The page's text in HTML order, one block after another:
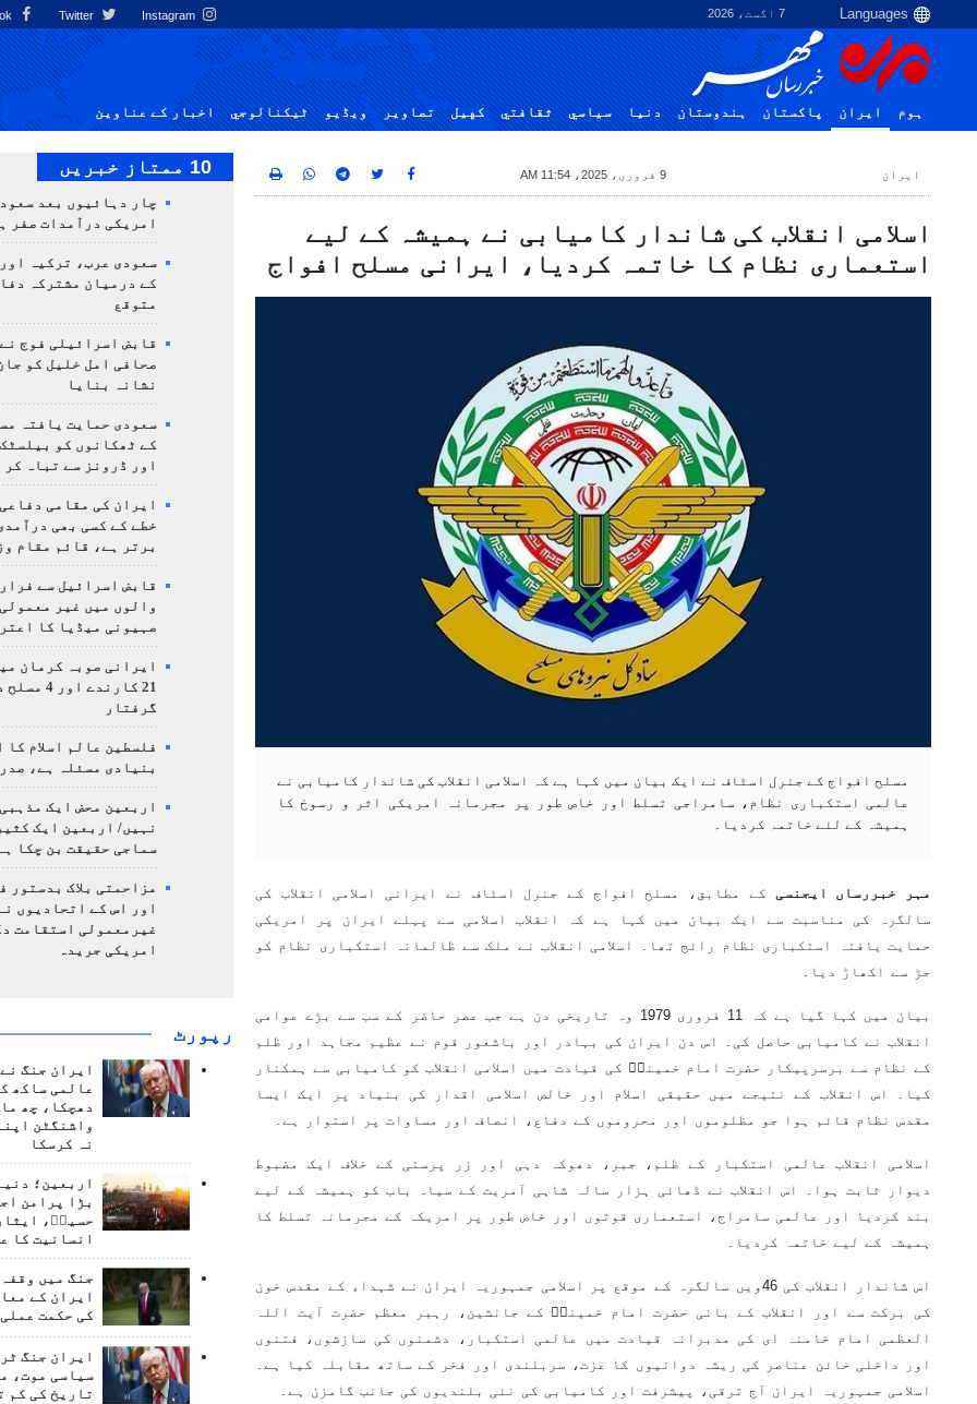
7 اگست، 2026 Instagram
ہوم ایران پاکستان ہندوستان دنیا سياسي ثقافتي کهيل تصاوير ویڈیو ٹيكنالوجي اخبار کے عناوین
ایران 9 فروری، 2025، 11:54 AM
اسلامی انقلاب کی شاندار کامیابی نے ہمیشہ کے لیے
استعماری نظام کا خاتمہ کردیا، ایرانی مسلح افواج
مسلح افواج کے جنرل اسٹاف نے ایک بیان میں کہا ہے کہ اسلامی انقلاب کی شاندار کامیابی نے
عالمی استکباری نظام، سامراجی تسلط اور خاص طور پر مجرمانہ امریکی اثر و رسوخ کا
ہمیشہ کے لئے خاتمہ کردیا۔
مہر خبررساں ایجنسی کے مطابق، مسلح افواج کے جنرل اسٹاف نے ایرانی اسلامی انقلاب کی
سالگرہ کی مناسبت سے ایک بیان میں کہا ہے کہ انقلاب اسلامی سے پہلے ایران پر امریکی
حمایت یافتہ استکباری نظام رائج تھا۔ اسلامی انقلاب نے ملک سے ظالمانہ استکباری نظام کو
جڑ سے اکھاڑ دیا۔
بیان میں کہا گیا ہے کہ 11 فروری 1979 وہ تاریخی دن ہے جب عصر حاضر کے سب سے بڑے عوامی
انقلاب نے کامیابی حاصل کی۔ اس دن ایران کی بہادر اور باشعور قوم نے عظیم مجاہد اور ظلم
کے نظام سے برسرپیکار حضرت امام خمینیؒ کی قیادت میں اسلامی انقلاب کو کامیابی سے ہمکنار
کیا۔ اس انقلاب کے نتیجے میں حقیقی اسلام اور خالص اسلامی اقدار کی بنیاد پر ایک ایسا
مقدس نظام قائم ہوا جو مظلوموں اور محروموں کے دفاع، انصاف اور مساوات پر استوار ہے۔
اسلامی انقلاب عالمی استکبار کے ظلم، جبر، دھوکہ دہی اور زر پرستی کے خلاف ایک مضبوط
دیوار ثابت ہوا۔ اس انقلاب نے ڈھائی ہزار سالہ شاہی آمریت کے سیاہ باب کو ہمیشہ کے لیے
بند کردیا اور عالمی سامراج، استعماری قوتوں اور خاص طور پر امریکہ کے مجرمانہ تسلط کا
ہمیشہ کے لیے خاتمہ کردیا۔
اس شاندار انقلاب کی 46ویں سالگرہ کے موقع پر اسلامی جمہوریہ ایران نے شہداء کے مقدس خون
کی برکت سے اور انقلاب کے بانی حضرت امام خمینیؒ کے جانشین، رہبر معظم حضرت آیت اللہ
العظمی امام خامنہ ای کی مدبرانہ قیادت میں عالمی استکبار، دشمنوں کی سازشوں، فتنوں
اور داخلی خائن عناصر کی ریشہ دوانیوں کا عزت، سربلندی اور فخر کے ساتھ مقابلہ کیا ہے۔
اسلامی جمہوریہ ایران آج ترقی، پیشرفت اور کامیابی کی نئی بلندیوں کی جانب گامزن ہے۔
10 ممتاز خبریں
چار دہائیوں بعد
امریکی درآمدات صفر
سعودی عرب، ترکیہ
کے درمیان مشترکہ
متوقع
قابض اسرائیلی فوج
صحافی امل خلیل کو
نشانہ بنایا
سعودی حمایت یافتہ
کے ٹھکانوں کو
اور ڈرونز سے تباہ کر
ایران کی مقامی
خطے کے کسی بھی
برتر ہے، قائم مقام
قابض اسرائیل سے
والوں میں غیر
صہیونی میڈیا کا
ایرانی صوبہ کرمان
21 کارندے
گرفتار
فلسطین عالم اسلام کا
بنیادی مسئلہ ہے،
اربعین محض ایک
نہیں/ اربعین ایک
سماجی حقیقت بن چکا
مزاحمتی بلاک بدستور
اور اس کے اتحادیوں
غیرمعمولی استقامت
امریکی جریدہ
رپورٹ
ایران جنگ
عالمی ساکھ
دھچکا، چھ
واشنگٹن
نہ کرسکا
اربعین؛
بڑا پرامن
حسینؑ،
انسانیت کا
جنگ میں
ایران کے
کی حکمت
ایران جنگ
سیاسی موت،
تاریخ کی کم